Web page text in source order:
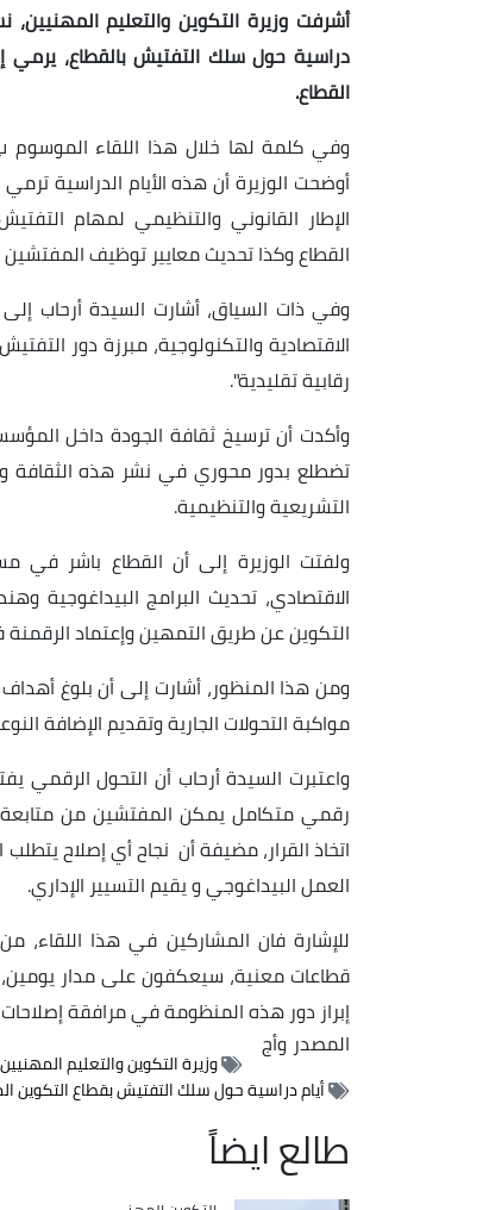
أشرفت وزيرة التكوين والتعليم المهنيين،
دراسية حول سلك التفتيش بالقطاع، يرمي
القطاع.
وفي كلمة لها خلال هذا اللقاء الموسوم
أوضحت الوزيرة أن هذه الأيام الدراسية
الإطار القانوني والتنظيمي لمهام
القطاع وكذا تحديث معايير توظيف
وفي ذات السياق، أشارت السيدة أرحاب
الاقتصادية والتكنولوجية، مبرزة دور
رقابية تقليدية".
وأكدت أن ترسيخ ثقافة الجودة داخل
تضطلع بدور محوري في نشر هذه الثقافة
التشريعية والتنظيمية.
ولفتت الوزيرة إلى أن القطاع باشر في
الاقتصادي، تحديث البرامج
التكوين عن طريق التمهين وإعتماد
ومن هذا المنظور، أشارت إلى أن بلوغ
مواكبة التحولات الجارية وتقديم الإضافة
واعتبرت السيدة أرحاب أن التحول الرقمي
رقمي متكامل يمكن المفتشين من متابعة
اتخاذ القرار، مضيفة أن نجاح أي إصلاح
العمل البيداغوجي و يقيم التسيير الإداري.
للإشارة فان المشاركين في هذا
قطاعات معنية، سيعكفون على مدار
إبراز دور هذه المنظومة في مرافقة
المصدر وأج
وزيرة التكوين والتعليم
أيام دراسية حول سلك التفتيش بقطاع التكوين
طالع ايضاً